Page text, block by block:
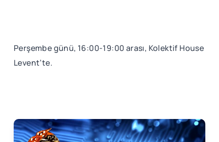
Perşembe günü, 16:00-19:00 arası, Kolektif House
Levent’te.